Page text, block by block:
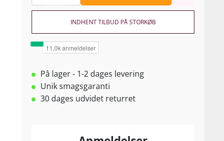
INDHENT TILBUD PÅ STORKØB
På lager - 1-2 dages levering
Unik smagsgaranti
30 dages udvidet returret